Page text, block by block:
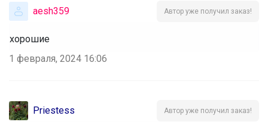
aesh359 Автор уже получил заказ!
хорошие
1 февраля, 2024 16:06
Priestess Автор уже получил заказ!